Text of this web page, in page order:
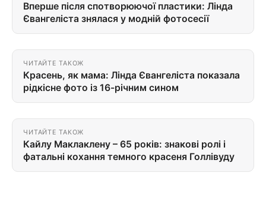
Вперше після спотворюючої пластики: Лінда
Євангеліста знялася у модній фотосесії
ЧИТАЙТЕ ТАКОЖ
Красень, як мама: Лінда Євангеліста показала
рідкісне фото із 16-річним сином
ЧИТАЙТЕ ТАКОЖ
Кайлу Маклаклену – 65 років: знакові ролі і
фатальні кохання темного красеня Голлівуду